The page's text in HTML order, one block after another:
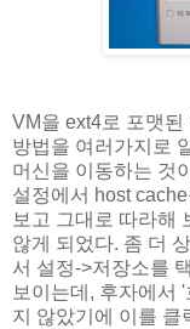
VM을 ext4로 포맷
방법을 여러가지로
머신을 이동하는 것
설정에서 host
보고 그대로 따라해
않게 되었다. 좀 더
서 설정->저장소를
보이는데, 후자에서
지 않았기에 이를 클